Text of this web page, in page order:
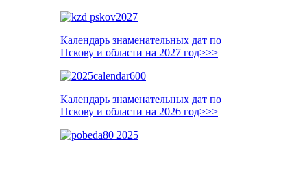
Календарь знаменательных дат по
Пскову и области на 2027 год>>>
Календарь знаменательных дат по
Пскову и области на 2026 год>>>